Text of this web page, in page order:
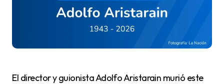
El director y guionista Adolfo Aristarain murió este